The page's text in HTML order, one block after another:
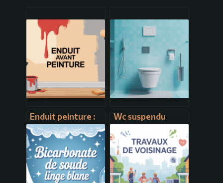
Enduit peinture :
bien préparer ses
murs pour un
résultat
impeccable
Wc suspendu
geberit : le guide
complet pour bien
choisir et installer